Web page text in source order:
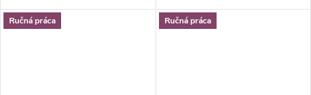
Ručná práca Ručná práca